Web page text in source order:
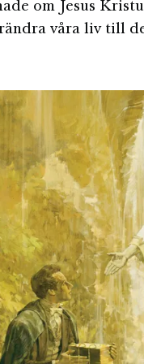
om Jesus
våra liv till